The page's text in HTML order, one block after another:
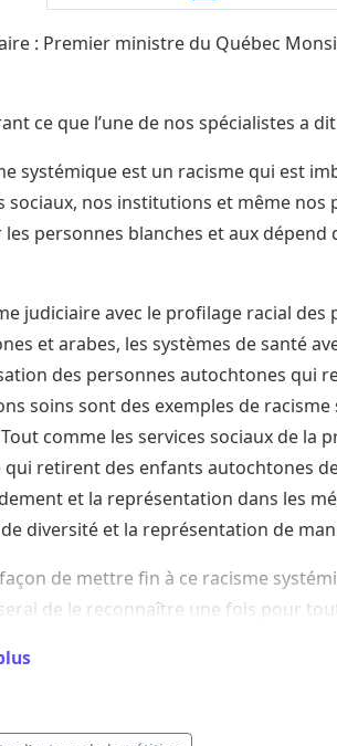
: Premier ministre du Québec
ce que l’une de nos spécialistes a
systémique est un racisme qui est
sociaux, nos institutions et même nos
personnes blanches et aux dépend
judiciaire avec le profilage racial des
et arabes, les systèmes de santé
des personnes autochtones qui
soins sont des exemples de
comme les services sociaux de la
qui retirent des enfants autochtones
et la représentation dans les
diversité et la représentation de
de mettre fin à ce racisme
de le reconnaître une fois pour
des résidents de la province de